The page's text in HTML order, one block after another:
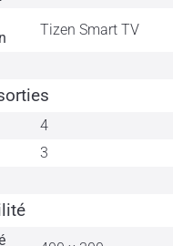
Tizen Smart TV
4
3